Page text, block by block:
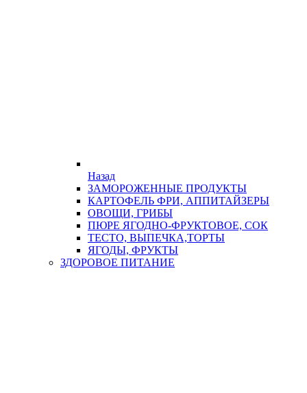
Назад
ЗАМОРОЖЕННЫЕ ПРОДУКТЫ
КАРТОФЕЛЬ ФРИ, АППИТАЙЗЕРЫ
ОВОЩИ, ГРИБЫ
ПЮРЕ ЯГОДНО-ФРУКТОВОЕ, СОК
ТЕСТО, ВЫПЕЧКА,ТОРТЫ
ЯГОДЫ, ФРУКТЫ
ЗДОРОВОЕ ПИТАНИЕ